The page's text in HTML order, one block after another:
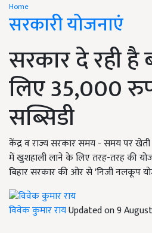
Home
सरकारी योजनाएं
सरकार दे रही है
लिए 35,000
सब्सिडी
केंद्र व राज्य सरकार समय - समय पर
में खुशहाली लाने के लिए तरह-तरह की
बिहार सरकार की ओर से 'निजी नलकूप
विवेक कुमार रायUpdated on 9